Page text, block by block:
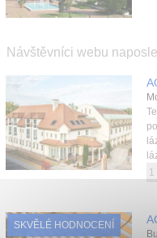
Návštěvníci webu
1
SKVĚLÉ HODNOCENÍ